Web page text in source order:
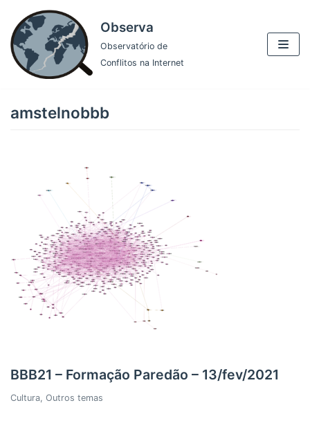
Pular
para
o
conteúdo
Observa
Observatório de
Conflitos na Internet
amstelnobbb
BBB21 – Formação Paredão – 13/fev/2021
Cultura, Outros temas